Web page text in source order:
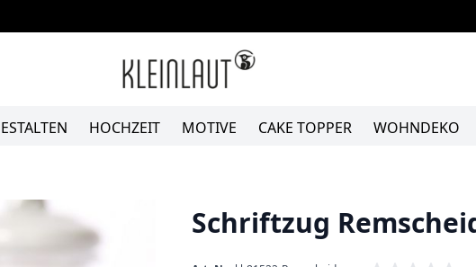
HOCHZEIT MOTIVE CAKE TOPPER WOHNDEKO
Schriftzug